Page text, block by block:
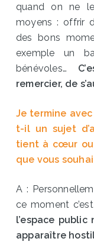
quand on ne
moyens : offrir
des bons
exemple un
bénévoles…
remercier, de
Je termine
t-il un sujet
tient à cœur ou
que vous
A :
ce moment
l’espace public
apparaître